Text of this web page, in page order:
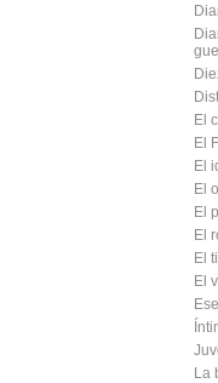
El
El
El
El
El
El
El
El
La